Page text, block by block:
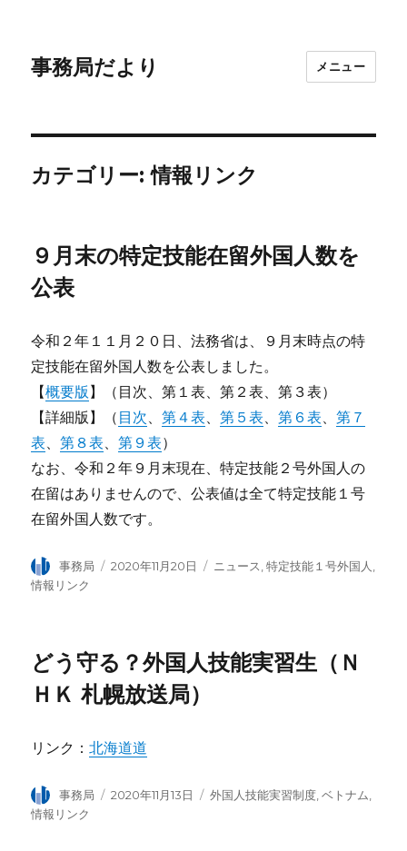
事務局だより メニュー
カテゴリー: 情報リンク
９月末の特定技能在留外国人数を
公表
令和２年１１月２０日、法務省は、９月末時点の特
定技能在留外国人数を公表しました。
【概要版 】（目次、第１表、第２表、第３表）
【詳細版】（ 目次、第４表、第５表、第６表、第７
表、第８表、第９表）
なお、令和２年９月末現在、特定技能２号外国人の
在留はありませんので、公表値は全て特定技能１号
在留外国人数です。
投
稿
事務局
投
2020年11月20日
カ
ニュース ,特定技能１号外国人
情報リンク
どう守る？外国人技能実習生（Ｎ
ＨＫ 札幌放送局）
リンク：北海道道
投
稿
事務局
投
2020年11月13日
カ
外国人技能実習制度 ,ベトナム
情報リンク